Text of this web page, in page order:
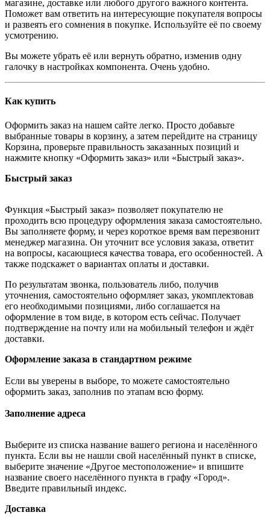
магазине, доставке или любого другого важного контента.
Поможет вам ответить на интересующие покупателя вопросы
и развеять его сомнения в покупке. Используйте её по своему
усмотрению.
Вы можете убрать её или вернуть обратно, изменив одну
галочку в настройках компонента. Очень удобно.
Как купить
Оформить заказ на нашем сайте легко. Просто добавьте
выбранные товары в корзину, а затем перейдите на страницу
Корзина, проверьте правильность заказанных позиций и
нажмите кнопку «Оформить заказ» или «Быстрый заказ».
Быстрый заказ
Функция «Быстрый заказ» позволяет покупателю не
проходить всю процедуру оформления заказа самостоятельно.
Вы заполняете форму, и через короткое время вам перезвонит
менеджер магазина. Он уточнит все условия заказа, ответит
на вопросы, касающиеся качества товара, его особенностей. А
также подскажет о вариантах оплаты и доставки.
По результатам звонка, пользователь либо, получив
уточнения, самостоятельно оформляет заказ, укомплектовав
его необходимыми позициями, либо соглашается на
оформление в том виде, в котором есть сейчас. Получает
подтверждение на почту или на мобильный телефон и ждёт
доставки.
Оформление заказа в стандартном режиме
Если вы уверены в выборе, то можете самостоятельно
оформить заказ, заполнив по этапам всю форму.
Заполнение адреса
Выберите из списка название вашего региона и населённого
пункта. Если вы не нашли свой населённый пункт в списке,
выберите значение «Другое местоположение» и впишите
название своего населённого пункта в графу «Город».
Введите правильный индекс.
Доставка